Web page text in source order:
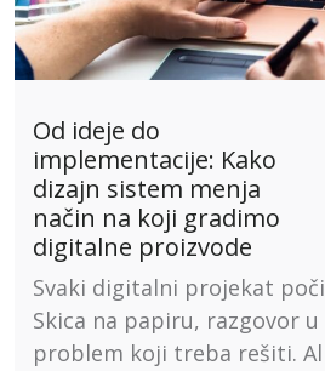
Od ideje do
implementacije: Kako
dizajn sistem menja
način na koji gradimo
digitalne proizvode
Svaki digitalni projekat
Skica na papiru, razgovor
problem koji treba rešiti.